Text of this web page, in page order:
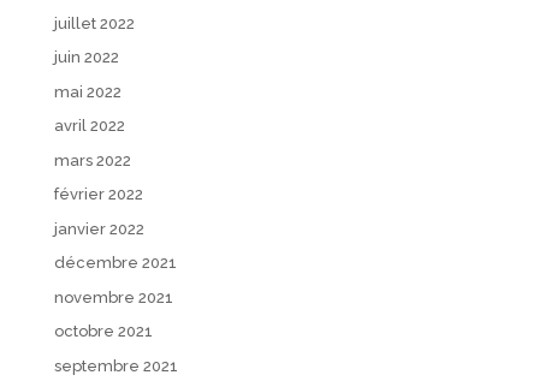
juillet 2022
juin 2022
mai 2022
avril 2022
mars 2022
février 2022
janvier 2022
décembre 2021
novembre 2021
octobre 2021
septembre 2021